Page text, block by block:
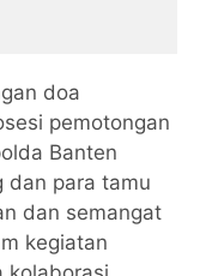
doa
pemotongan
Banten
dan para tamu
dan semangat
kegiatan